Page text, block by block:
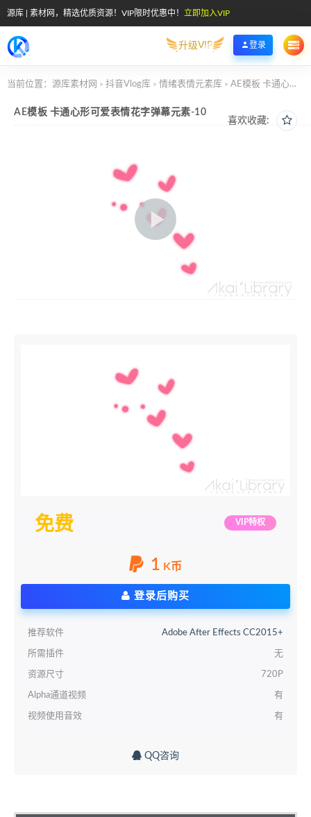
源库 | 素材网，精选优质资源！VIP限时优惠中！ 立即加入VIP
升级VIP 登录
当前位置： 源库素材网 > 抖音Vlog库 > 情绪表情元素库 > AE模板 卡通心形可爱表情花字弹幕元素-10
喜欢收藏:
AE模板 卡通心形可爱表情花字弹幕元素-10
免费 VIP特权
1 K币
登录后购买
推荐软件 Adobe After Effects CC2015+
所需插件 无
资源尺寸 720P
Alpha通道视频 有
视频使用音效 有
QQ咨询